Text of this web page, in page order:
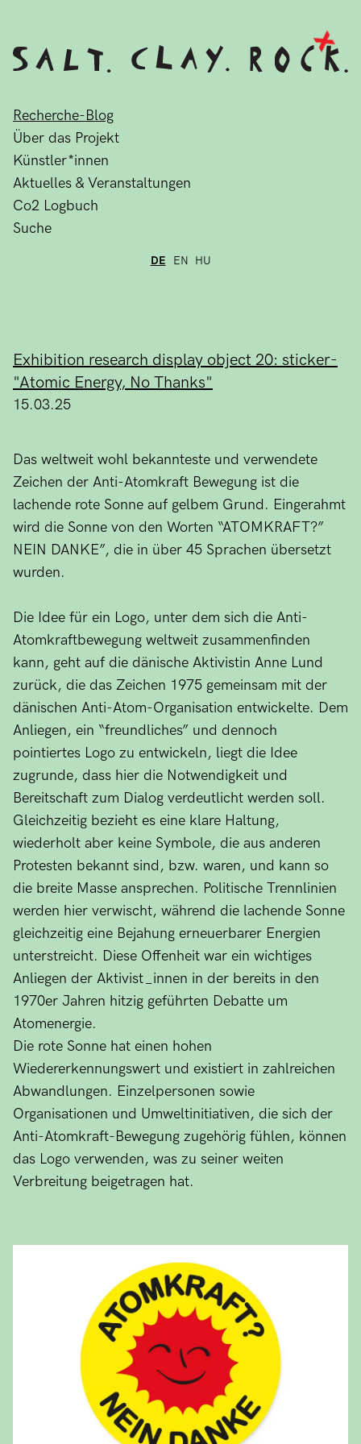
Recherche-Blog
Über das Projekt
Künstler*innen
Aktuelles & Veranstaltungen
Co2 Logbuch
Suche
DE EN HU
Exhibition research display object 20: sticker-
"Atomic Energy, No Thanks"
15.03.25
Das weltweit wohl bekannteste und verwendete
Zeichen der Anti-Atomkraft Bewegung ist die
lachende rote Sonne auf gelbem Grund. Eingerahmt
wird die Sonne von den Worten “ATOMKRAFT?”
NEIN DANKE”, die in über 45 Sprachen übersetzt
wurden.
Die Idee für ein Logo, unter dem sich die Anti-
Atomkraftbewegung weltweit zusammenfinden
kann, geht auf die dänische Aktivistin Anne Lund
zurück, die das Zeichen 1975 gemeinsam mit der
dänischen Anti-Atom-Organisation entwickelte. Dem
Anliegen, ein “freundliches” und dennoch
pointiertes Logo zu entwickeln, liegt die Idee
zugrunde, dass hier die Notwendigkeit und
Bereitschaft zum Dialog verdeutlicht werden soll.
Gleichzeitig bezieht es eine klare Haltung,
wiederholt aber keine Symbole, die aus anderen
Protesten bekannt sind, bzw. waren, und kann so
die breite Masse ansprechen. Politische Trennlinien
werden hier verwischt, während die lachende Sonne
gleichzeitig eine Bejahung erneuerbarer Energien
unterstreicht. Diese Offenheit war ein wichtiges
Anliegen der Aktivist_innen in der bereits in den
1970er Jahren hitzig geführten Debatte um
Atomenergie.
Die rote Sonne hat einen hohen
Wiedererkennungswert und existiert in zahlreichen
Abwandlungen. Einzelpersonen sowie
Organisationen und Umweltinitiativen, die sich der
Anti-Atomkraft-Bewegung zugehörig fühlen, können
das Logo verwenden, was zu seiner weiten
Verbreitung beigetragen hat.